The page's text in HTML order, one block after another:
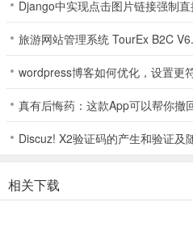
4、这是使用过程很简单，很受很多
哦!软件亮点
5、快乐是什么，胖哥捕鱼时代发展
们的身子却还留在上个年纪，与现
压力，胖哥捕鱼多久没有给自己一
7、提供多种游戏玩法，多种游戏模
Django中实现点击图片链接强制
旅游网站管理系统 TourEx B2C
wordpress博客如何优化，设置更
真有后悔药：这款App可以帮你撤
Discuz! X2验证码的产生和验证及
相关下载